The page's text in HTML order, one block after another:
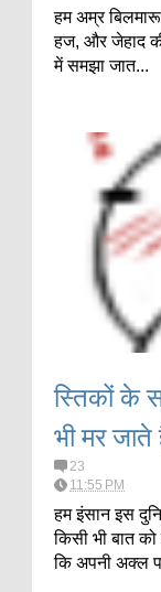
हम अम्र
हज, और जेहाद
में समझा जात...
स्तिकों के
भी मर जाते
23
11:55 PM
हम इंसान इस
किसी भी बात
कि अपनी अक्ल